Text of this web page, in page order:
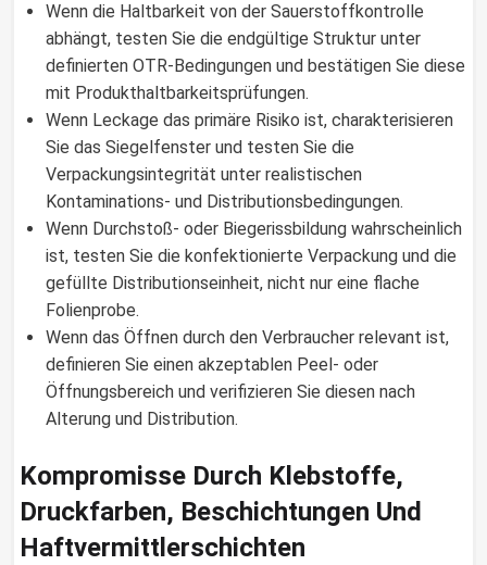
Wenn die Haltbarkeit von der Sauerstoffkontrolle
abhängt, testen Sie die endgültige Struktur unter
definierten OTR-Bedingungen und bestätigen Sie diese
mit Produkthaltbarkeitsprüfungen.
Wenn Leckage das primäre Risiko ist, charakterisieren
Sie das Siegelfenster und testen Sie die
Verpackungsintegrität unter realistischen
Kontaminations- und Distributionsbedingungen.
Wenn Durchstoß- oder Biegerissbildung wahrscheinlich
ist, testen Sie die konfektionierte Verpackung und die
gefüllte Distributionseinheit, nicht nur eine flache
Folienprobe.
Wenn das Öffnen durch den Verbraucher relevant ist,
definieren Sie einen akzeptablen Peel- oder
Öffnungsbereich und verifizieren Sie diesen nach
Alterung und Distribution.
Kompromisse Durch Klebstoffe,
Druckfarben, Beschichtungen Und
Haftvermittlerschichten